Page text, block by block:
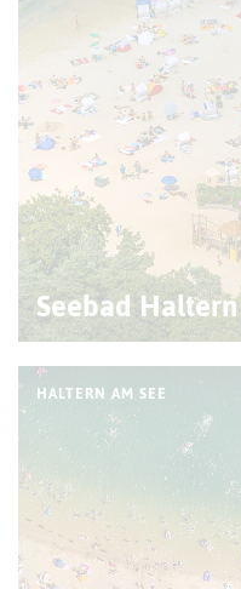
Seebad Haltern
HALTERN AM SEE